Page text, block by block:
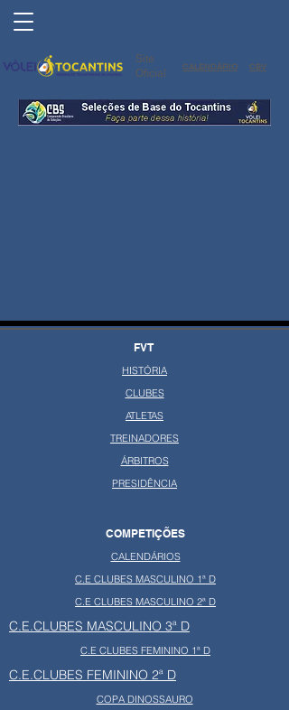
CBV
CALENDÁRIO
Site
Oficial
FVT
HISTÓRIA
CLUBES
ATLETAS
TREINADORES
ÁRBITROS
PRESIDÊNCIA
COMPETIÇÕES
CALENDÁRIOS
C.E CLUBES MASCULINO 1ª D
C.E CLUBES MASCULINO 2ª D
C.E.CLUBES MASCULINO 3ª D
C.E CLUBES FEMININO 1ª D
C.E.CLUBES FEMININO 2ª D
COPA DINOSSAURO